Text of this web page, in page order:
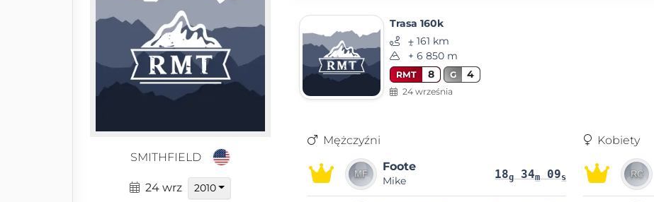
SMITHFIELD
24 wrz 2010
Trasa 160k
⨦ 161 km
+ 6 850 m
RMT 8 G 4
24 września
Mężczyźni
Foote
Mike 18g 34m 09s
Kobiety